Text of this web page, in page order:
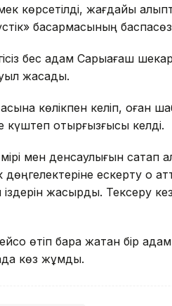
көрсетілді, жағдайы
басқармасының
бес адам Сарыағаш
жасады.
көлікпен келіп, оған
күштеп отырғызғысы келді.
мен денсаулығын сақтап
ескерту оқ
жасырды. Тексеру
өтіп бара жатқан бір
көз жұмды.